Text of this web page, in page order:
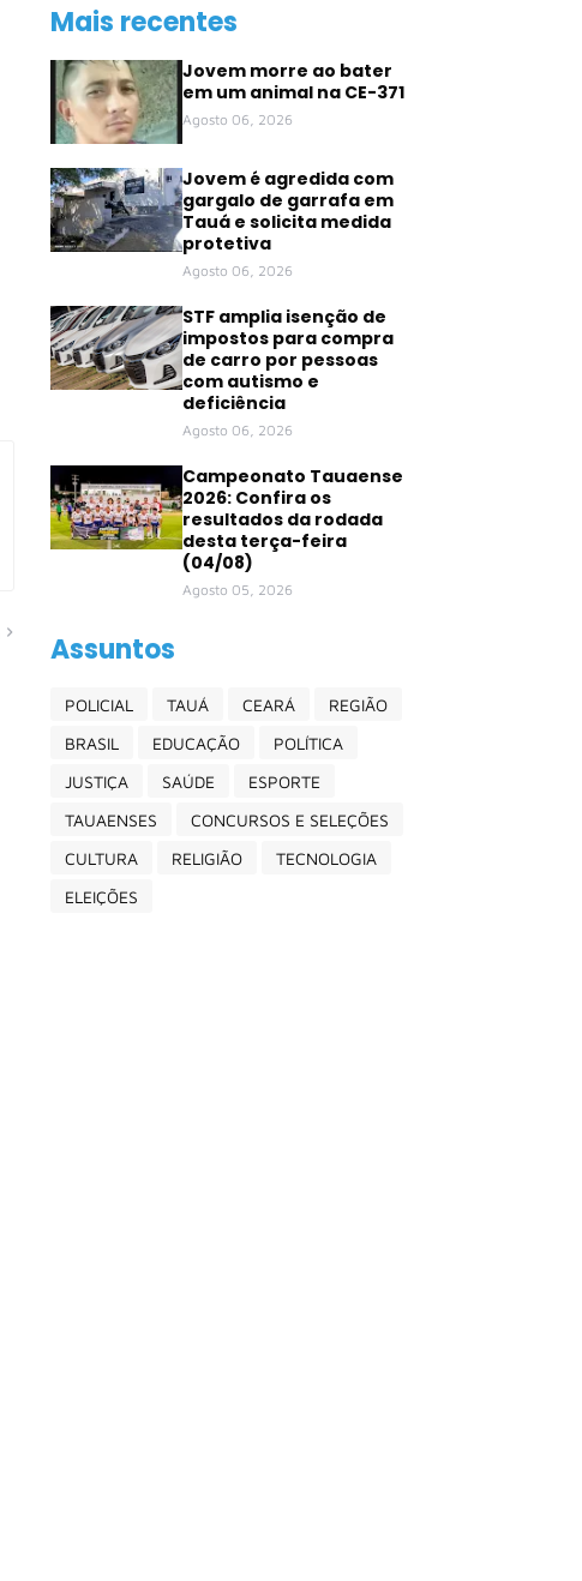
Mais recentes
Jovem morre ao bater
em um animal na CE-371
Agosto 06, 2026
Jovem é agredida com
gargalo de garrafa em
Tauá e solicita medida
protetiva
Agosto 06, 2026
STF amplia isenção de
impostos para compra
de carro por pessoas
com autismo e
deficiência
Agosto 06, 2026
Campeonato Tauaense
2026: Confira os
resultados da rodada
desta terça-feira
(04/08)
Agosto 05, 2026
Assuntos
POLICIAL TAUÁ CEARÁ
REGIÃO
BRASIL
EDUCAÇÃO
POLÍTICA
JUSTIÇA
SAÚDE
ESPORTE
TAUAENSES
CONCURSOS E SELEÇÕES
CULTURA
RELIGIÃO
TECNOLOGIA
ELEIÇÕES